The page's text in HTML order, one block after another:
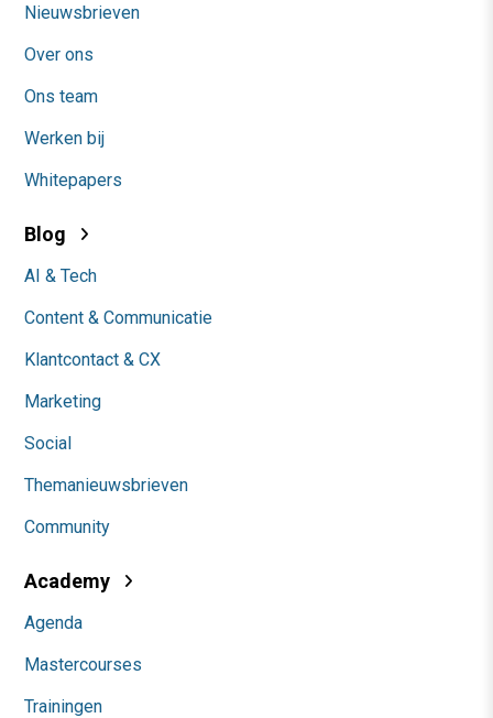
Nieuwsbrieven
Over ons
Ons team
Werken bij
Whitepapers
Blog
AI & Tech
Content & Communicatie
Klantcontact & CX
Marketing
Social
Themanieuwsbrieven
Community
Academy
Agenda
Mastercourses
Trainingen